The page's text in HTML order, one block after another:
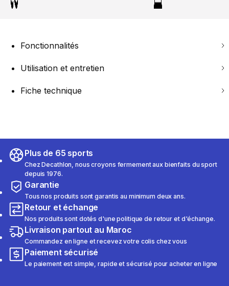
Fonctionnalités
Utilisation et entretien
Fiche technique
Plus de 65 sports
Chez Decathlon, nous croyons fermement aux bienfaits du sport
depuis 1976.
Garantie
Tous nos produits sont garantis au minimum deux ans.
Retour et échange
Nos produits sont dotés d'une politique de retour et d'échange.
Livraison partout au Maroc
Commandez en ligne et recevez votre colis chez vous
Paiement sécurisé
Le paiement est simple, rapide et sécurisé pour acheter en ligne